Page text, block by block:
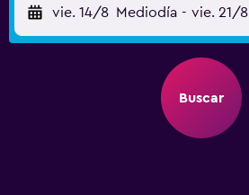
vie. 14/8 Mediodía - vie. 21/8
Buscar